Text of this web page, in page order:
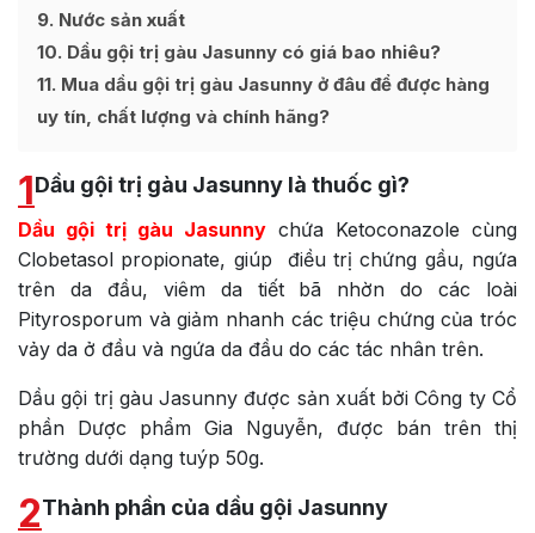
9 Nước sản xuất
10 Dầu gội trị gàu Jasunny có giá bao nhiêu?
11 Mua dầu gội trị gàu Jasunny ở đâu để được hàng
uy tín, chất lượng và chính hãng?
1Dầu gội trị gàu Jasunny là thuốc gì?
Dầu gội trị gàu Jasunny chứa Ketoconazole cùng
Clobetasol propionate, giúp điều trị chứng gầu, ngứa
trên da đầu, viêm da tiết bã nhờn do các loài
Pityrosporum và giảm nhanh các triệu chứng của tróc
vảy da ở đầu và ngứa da đầu do các tác nhân trên.
Dầu gội trị gàu Jasunny được sản xuất bởi Công ty Cổ
phần Dược phẩm Gia Nguyễn, được bán trên thị
trường dưới dạng tuýp 50g.
2Thành phần của dầu gội Jasunny